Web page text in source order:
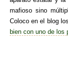
mafioso sino
Coloco en el blog
bien con uno de los